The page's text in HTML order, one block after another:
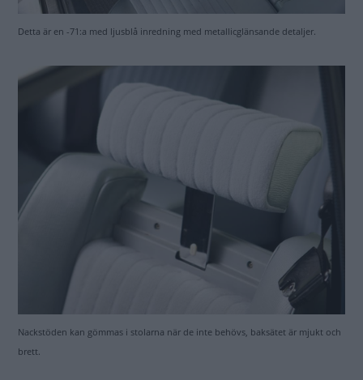
Detta är en -71:a med ljusblå inredning med metallicglänsande detaljer.
Nackstöden kan gömmas i stolarna när de inte behövs, baksätet är mjukt och
brett.